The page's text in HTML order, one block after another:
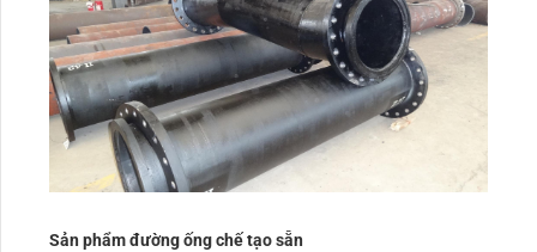
Sản phẩm đường ống chế tạo sẵn